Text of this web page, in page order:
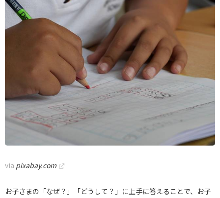
via pixabay.com
お子さまの「なぜ？」「どうして？」に上手に答えることで、お子